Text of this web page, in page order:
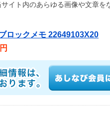
イト内のあらゆる画像や文章を
ロックメモ 22649103X20